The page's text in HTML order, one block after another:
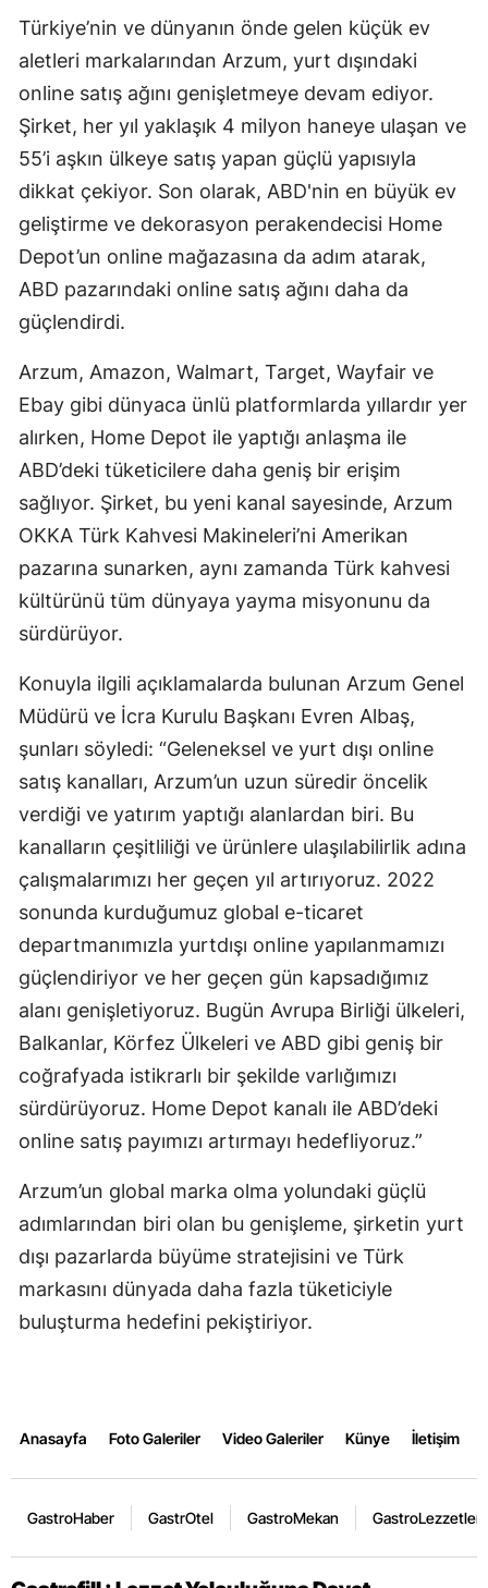
Türkiye’nin ve dünyanın önde gelen küçük ev
aletleri markalarından Arzum, yurt dışındaki
online satış ağını genişletmeye devam ediyor.
Şirket, her yıl yaklaşık 4 milyon haneye ulaşan ve
55’i aşkın ülkeye satış yapan güçlü yapısıyla
dikkat çekiyor. Son olarak, ABD'nin en büyük ev
geliştirme ve dekorasyon perakendecisi Home
Depot’un online mağazasına da adım atarak,
ABD pazarındaki online satış ağını daha da
güçlendirdi.
Arzum, Amazon, Walmart, Target, Wayfair ve
Ebay gibi dünyaca ünlü platformlarda yıllardır yer
alırken, Home Depot ile yaptığı anlaşma ile
ABD’deki tüketicilere daha geniş bir erişim
sağlıyor. Şirket, bu yeni kanal sayesinde, Arzum
OKKA Türk Kahvesi Makineleri’ni Amerikan
pazarına sunarken, aynı zamanda Türk kahvesi
kültürünü tüm dünyaya yayma misyonunu da
sürdürüyor.
Konuyla ilgili açıklamalarda bulunan Arzum Genel
Müdürü ve İcra Kurulu Başkanı Evren Albaş,
şunları söyledi: “Geleneksel ve yurt dışı online
satış kanalları, Arzum’un uzun süredir öncelik
verdiği ve yatırım yaptığı alanlardan biri. Bu
kanalların çeşitliliği ve ürünlere ulaşılabilirlik adına
çalışmalarımızı her geçen yıl artırıyoruz. 2022
sonunda kurduğumuz global e-ticaret
departmanımızla yurtdışı online yapılanmamızı
güçlendiriyor ve her geçen gün kapsadığımız
alanı genişletiyoruz. Bugün Avrupa Birliği ülkeleri,
Balkanlar, Körfez Ülkeleri ve ABD gibi geniş bir
coğrafyada istikrarlı bir şekilde varlığımızı
sürdürüyoruz. Home Depot kanalı ile ABD’deki
online satış payımızı artırmayı hedefliyoruz.”
Arzum’un global marka olma yolundaki güçlü
adımlarından biri olan bu genişleme, şirketin yurt
dışı pazarlarda büyüme stratejisini ve Türk
markasını dünyada daha fazla tüketiciyle
buluşturma hedefini pekiştiriyor.
Anasayfa Foto Galeriler Video Galeriler Künye İletişim
GastroHaber GastrOtel GastroMekan GastroLezzetler